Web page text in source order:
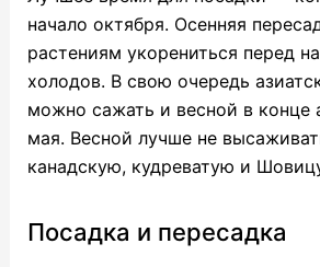
начало октября. Осенняя
растениям укорениться перед
холодов. В свою очередь
можно сажать и весной в конце
мая. Весной лучше не
канадскую, кудреватую и
Посадка и пересадка